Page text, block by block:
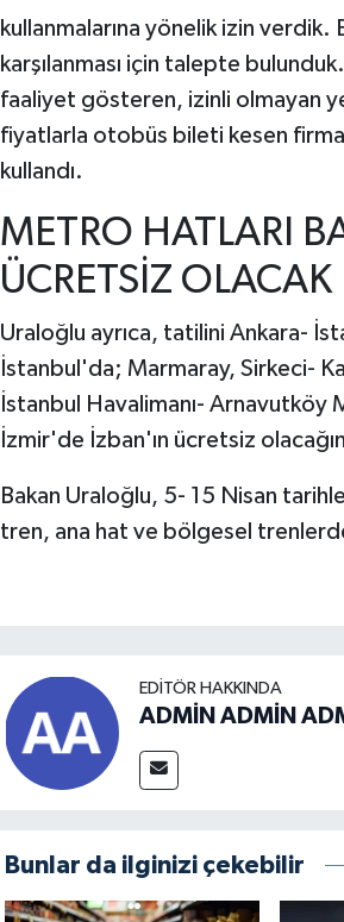
kullanmalarına yönelik izin
karşılanması için talepte
faaliyet gösteren, izinli olmayan
fiyatlarla otobüs bileti kesen
kullandı.
METRO HATLARI
ÜCRETSİZ OLACAK
Uraloğlu ayrıca, tatilini Ankara-
İstanbul'da; Marmaray, Sirkeci-
İstanbul Havalimanı-
İzmir'de İzban'ın ücretsiz
Bakan Uraloğlu, 5- 15 Nisan
tren, ana hat ve bölgesel
EDITÖR HAKKINDA
ADMİN ADMİN
Bunlar da ilginizi çekebilir